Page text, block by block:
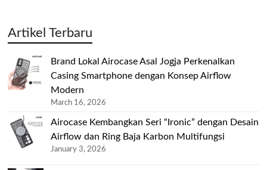
Artikel Terbaru
Brand Lokal Airocase Asal Jogja Perkenalkan
Casing Smartphone dengan Konsep Airflow
Modern
March 16, 2026
Airocase Kembangkan Seri “Ironic” dengan Desain
Airflow dan Ring Baja Karbon Multifungsi
January 3, 2026